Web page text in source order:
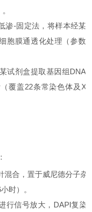
渗-固定法，将样本经某
胞膜通透化处理（参数
试剂盒提取基因组DNA
覆盖22条常染色体及X/
：
混合，置于威尼德分子杂
时）。
行信号放大， DAPI复染